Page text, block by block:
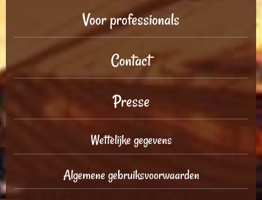
Voor professionals
Contact
Presse
Wettelijke gegevens
Algemene gebruiksvoorwaarden